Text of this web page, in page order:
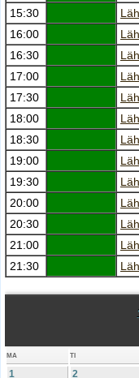
15:30
16:00
16:30
17:00
17:30
18:00
18:30
19:00
19:30
20:00
20:30
21:00
21:30
MA TI
1
2